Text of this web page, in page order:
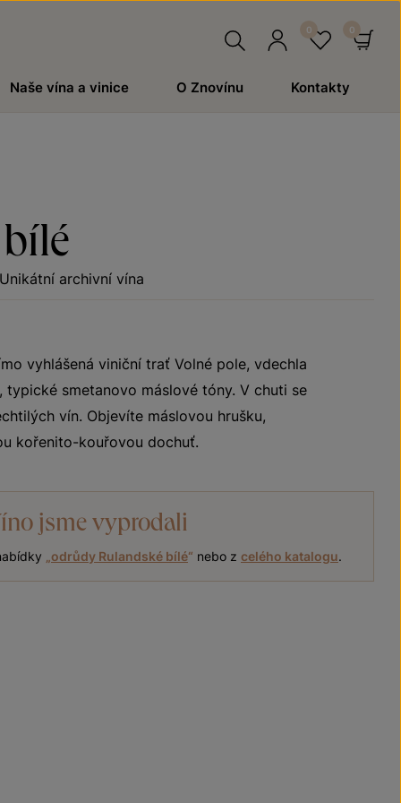
Naše vína a vinice O Znovínu Kontakty
Unikátní archivní vína
vyhlášená viniční trať Volné pole, vdechla
smetanovo máslové tóny. V chuti se
vín. Objevíte máslovou hrušku,
kořenito-kouřovou dochuť.
jsme vyprodali
odrůdy Rulandské bílé“ nebo z celého katalogu.